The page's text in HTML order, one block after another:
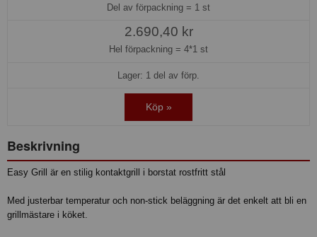
Del av förpackning = 1 st
2.690,40 kr
Hel förpackning = 4*1 st
Lager: 1 del av förp.
Köp »
Beskrivning
Easy Grill är en stilig kontaktgrill i borstat rostfritt stål
Med justerbar temperatur och non-stick beläggning är det enkelt att bli en
grillmästare i köket.